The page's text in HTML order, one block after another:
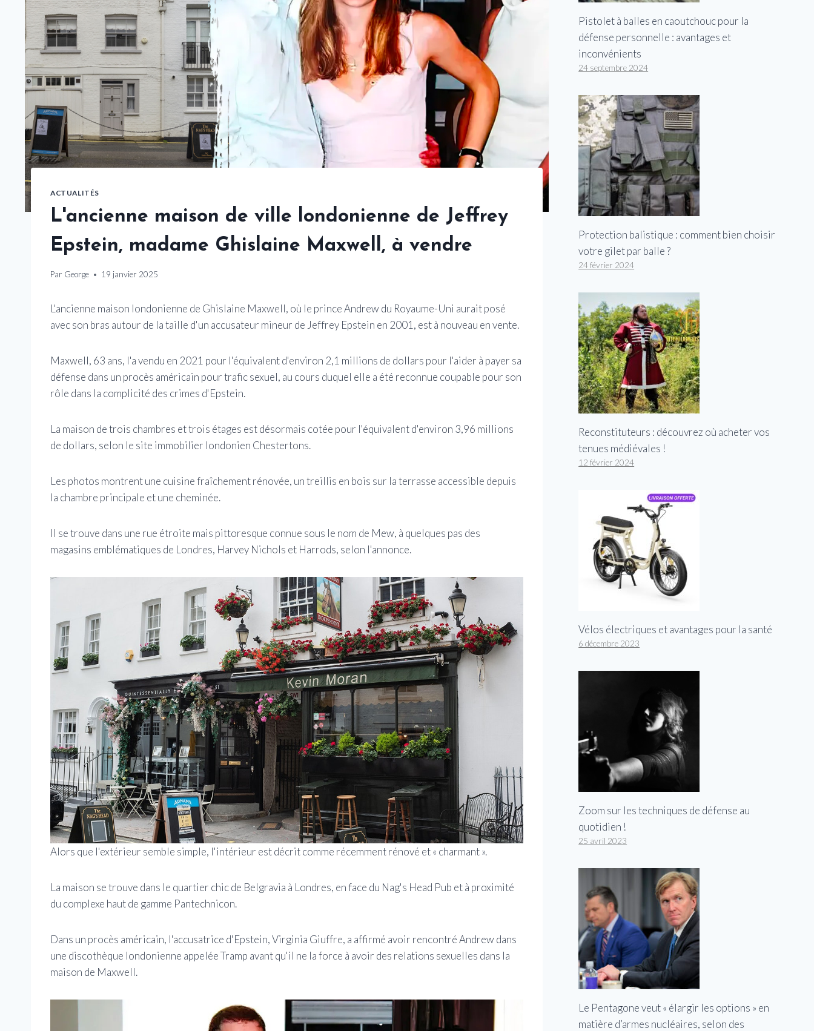
ACTUALITÉS
L'ancienne maison de ville londonienne de Jeffrey
Epstein, madame Ghislaine Maxwell, à vendre
Par George 19 janvier 2025
L'ancienne maison londonienne de Ghislaine Maxwell, où le prince Andrew du Royaume-Uni aurait posé
avec son bras autour de la taille d'un accusateur mineur de Jeffrey Epstein en 2001, est à nouveau en vente.
Maxwell, 63 ans, l'a vendu en 2021 pour l'équivalent d'environ 2,1 millions de dollars pour l'aider à payer sa
défense dans un procès américain pour trafic sexuel, au cours duquel elle a été reconnue coupable pour son
rôle dans la complicité des crimes d'Epstein.
La maison de trois chambres et trois étages est désormais cotée pour l'équivalent d'environ 3,96 millions
de dollars, selon le site immobilier londonien Chestertons.
Les photos montrent une cuisine fraîchement rénovée, un treillis en bois sur la terrasse accessible depuis
la chambre principale et une cheminée.
Il se trouve dans une rue étroite mais pittoresque connue sous le nom de Mew, à quelques pas des
magasins emblématiques de Londres, Harvey Nichols et Harrods, selon l'annonce.
Alors que l'extérieur semble simple, l'intérieur est décrit comme récemment rénové et « charmant ».
La maison se trouve dans le quartier chic de Belgravia à Londres, en face du Nag's Head Pub et à proximité
du complexe haut de gamme Pantechnicon.
Dans un procès américain, l'accusatrice d'Epstein, Virginia Giuffre, a affirmé avoir rencontré Andrew dans
une discothèque londonienne appelée Tramp avant qu'il ne la force à avoir des relations sexuelles dans la
maison de Maxwell.
Pistolet à balles en caoutchouc pour la
défense personnelle : avantages et
inconvénients
24 septembre 2024
Protection balistique : comment bien choisir
votre gilet par balle ?
24 février 2024
Reconstituteurs : découvrez où acheter vos
tenues médiévales !
12 février 2024
Vélos électriques et avantages pour la santé
6 décembre 2023
Zoom sur les techniques de défense au
quotidien !
25 avril 2023
Le Pentagone veut « élargir les options » en
matière d’armes nucléaires, selon des